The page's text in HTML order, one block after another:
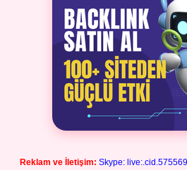
Reklam ve İletişim: Skype: